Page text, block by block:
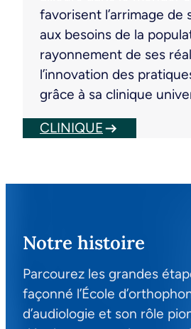
favorisent l’arrimage de
aux besoins de la
rayonnement de ses
l’innovation des
grâce à sa clinique
CLINIQUE
Notre histoire
Parcourez les grandes
façonné l’École
d’audiologie et son rôle